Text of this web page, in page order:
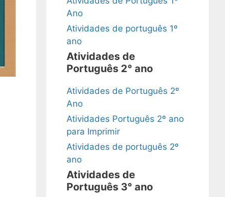
Ano
Atividades de português 1º
ano
Atividades de
Português 2° ano
Atividades de Português 2º
Ano
Atividades Português 2º ano
para Imprimir
Atividades de português 2º
ano
Atividades de
Português 3° ano